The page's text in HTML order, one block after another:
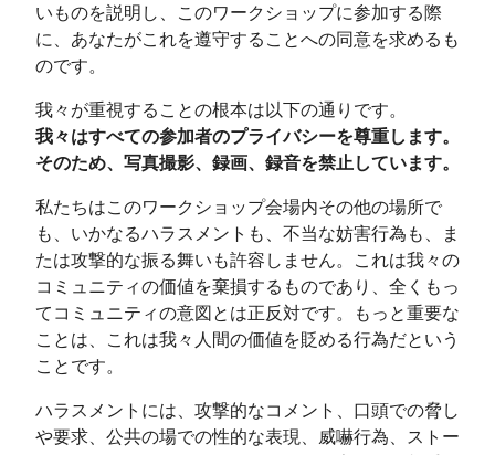
いものを説明し、このワークショップに参加する際
に、あなたがこれを遵守することへの同意を求めるも
のです。
我々が重視することの根本は以下の通りです。
我々はすべての参加者のプライバシーを尊重します。
そのため、写真撮影、録画、録音を禁止しています。
私たちはこのワークショップ会場内その他の場所で
も、いかなるハラスメントも、不当な妨害行為も、ま
たは攻撃的な振る舞いも許容しません。これは我々の
コミュニティの価値を棄損するものであり、全くもっ
てコミュニティの意図とは正反対です。もっと重要な
ことは、これは我々人間の価値を貶める行為だという
ことです。
ハラスメントには、攻撃的なコメント、口頭での脅し
や要求、公共の場での性的な表現、威嚇行為、ストー